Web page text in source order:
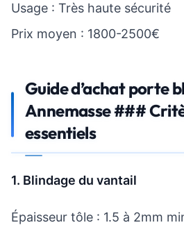
Usage : Très haute sécurité
Prix moyen : 1800-2500€
Guide d’achat porte
Annemasse ###
essentiels
1. Blindage du vantail
Épaisseur tôle : 1.5 à 2mm